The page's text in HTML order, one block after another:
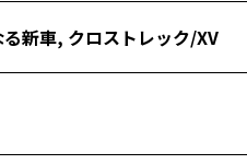
新車, クロストレック/XV